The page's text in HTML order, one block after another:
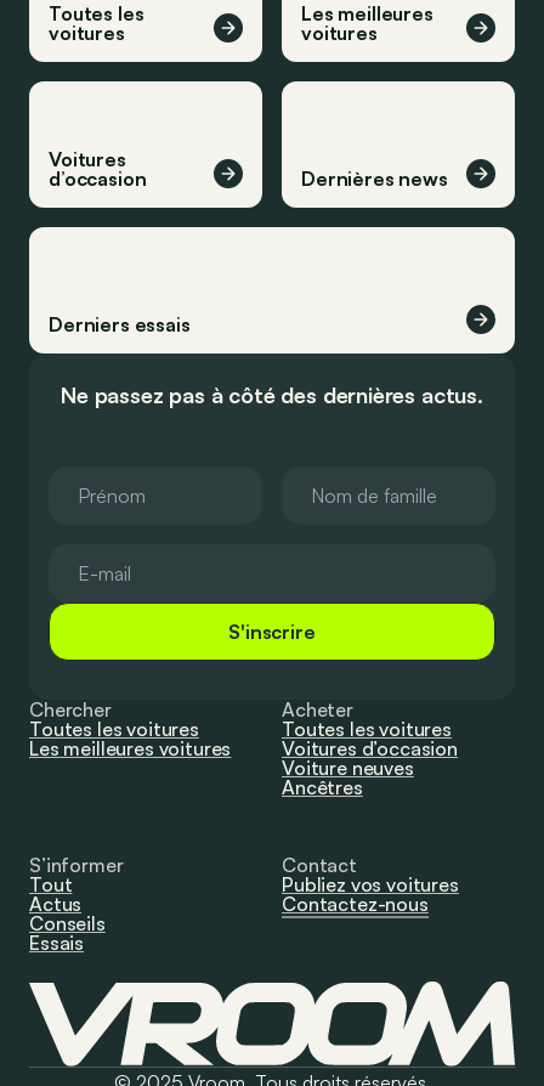
Toutes les
voitures
Les meilleures
voitures
Voitures
d’occasion
Dernières news
Derniers essais
Ne passez pas à côté des dernières actus.
S'inscrire
Chercher
Toutes les voitures
Les meilleures voitures
Acheter
Toutes les voitures
Voitures d’occasion
Voiture neuves
Ancêtres
S’informer
Tout
Actus
Conseils
Essais
Contact
Publiez vos voitures
Contactez-nous